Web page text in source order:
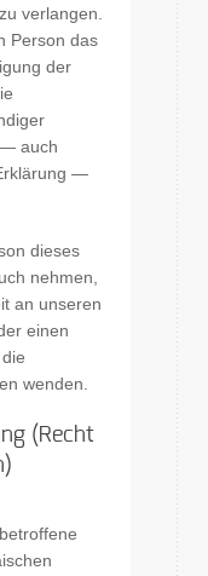
verlangen.
Person das
der
auch
—
dieses
nehmen,
an unseren
einen
wenden.
(Recht